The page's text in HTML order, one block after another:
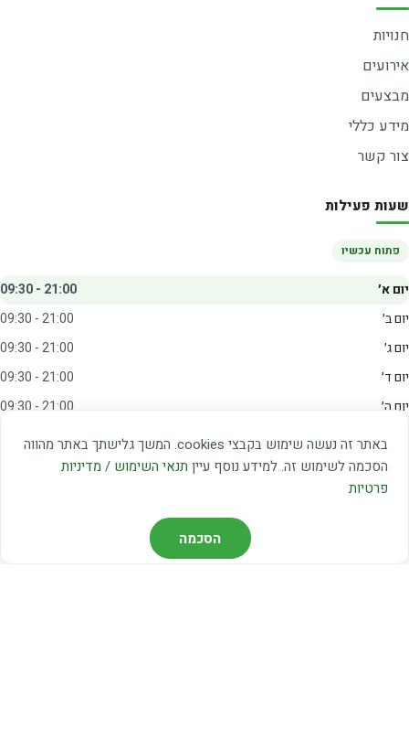
באתר זה נעשה שימוש בקבצי cookies. המשך גלישתך באתר מהווה
הסכמה לשימוש זה. למידע נוסף עיין תנאי השימוש / מדיניות
פרטיות
הסכמה
חנויות
אירועים
מבצעים
מידע כללי
צור קשר
שעות פעילות
פתוח עכשיו
יום א׳
09:30 - 21:00
יום ב׳
09:30 - 21:00
יום ג׳
09:30 - 21:00
יום ד׳
09:30 - 21:00
יום ה׳
09:30 - 21:00
09:00 - 15:00
שבת
20:00 - 23:00